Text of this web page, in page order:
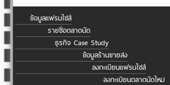
ข้อมูลแฟรนไชส์
รายชื่อตลาดนัด
ธุรกิจ Case Study
ข้อมูลร้านขายส่ง
ลงทะเบียนแฟรนไชส์
ลงทะเบียนตลาดนัดใหม่